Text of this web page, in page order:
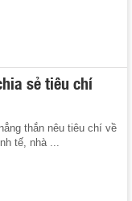
sẻ tiêu chí
thắn nêu tiêu chí về
tế, nhà ...